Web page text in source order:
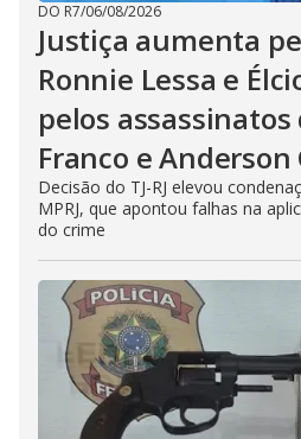
DO R7/06/08/2026
Justiça aumenta
Ronnie Lessa e
pelos
Franco e Anderson
Decisão do TJ-RJ elevou
MPRJ, que apontou falhas na
do crime